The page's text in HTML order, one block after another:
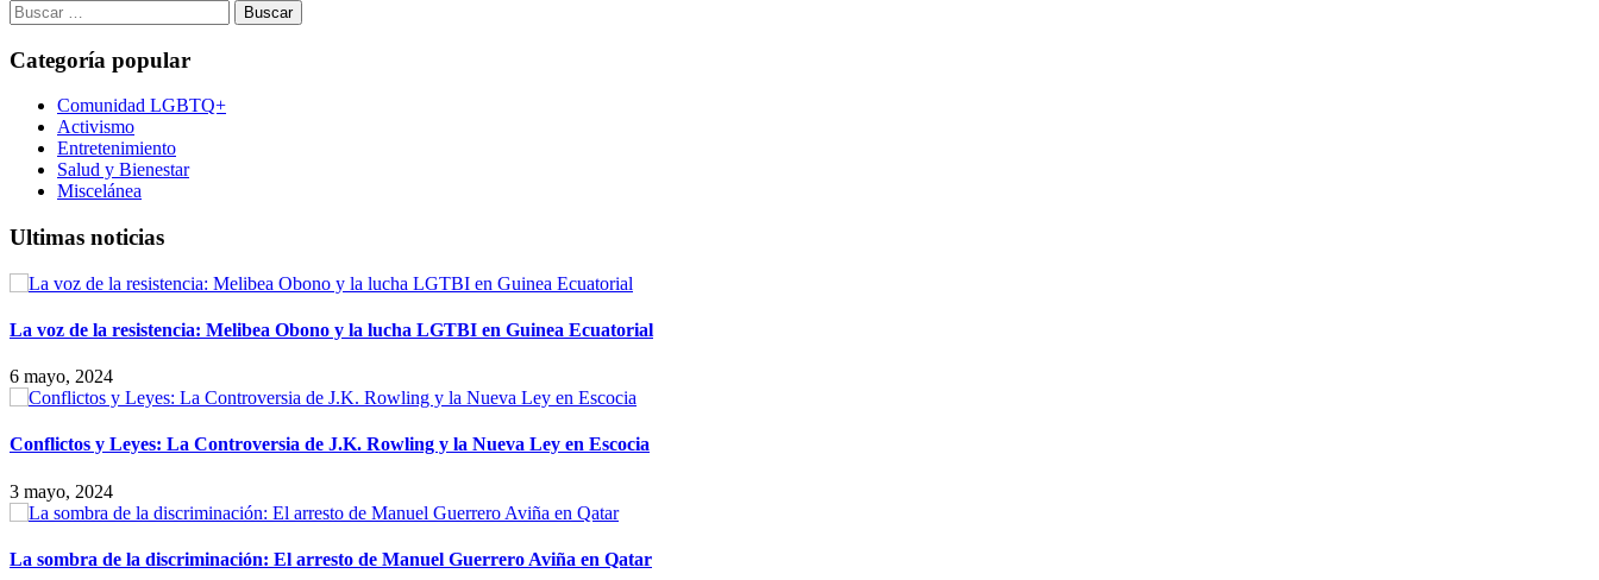
Buscar:
Categoría popular
Comunidad LGBTQ+
Activismo
Entretenimiento
Salud y Bienestar
Miscelánea
Ultimas noticias
La voz de la resistencia: Melibea Obono y la lucha LGTBI en Guinea Ecuatorial
6 mayo, 2024
Conflictos y Leyes: La Controversia de J.K. Rowling y la Nueva Ley en Escocia
3 mayo, 2024
La sombra de la discriminación: El arresto de Manuel Guerrero Aviña en Qatar